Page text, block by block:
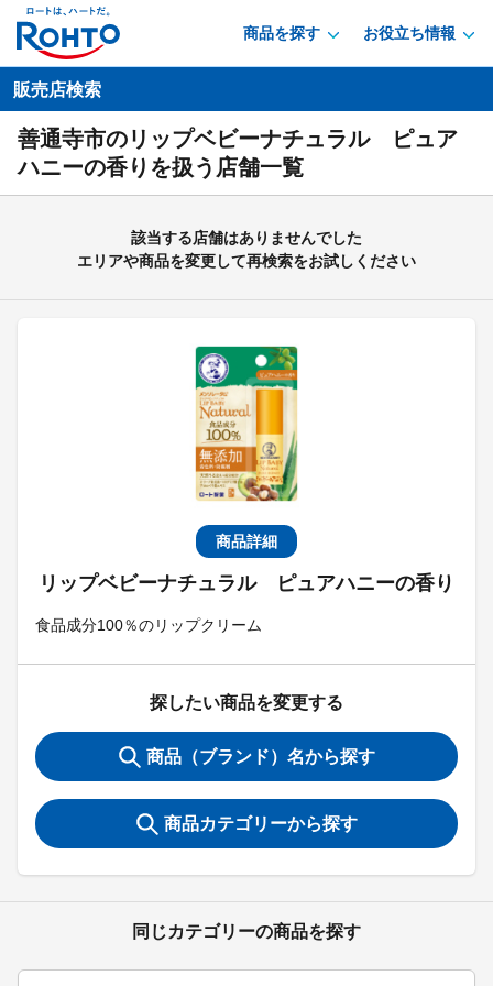
商品を探す お役立ち情報
販売店検索
善通寺市のリップベビーナチュラル ピュア
ハニーの香りを扱う店舗一覧
商品詳細
リップベビーナチュラル ピュアハニーの香り
食品成分100％のリップクリーム
探したい商品を変更する
商品（ブランド）名から探す
商品カテゴリーから探す
同じカテゴリーの商品を探す
該当する店舗はありませんでした
エリアや商品を変更して再検索をお試しください